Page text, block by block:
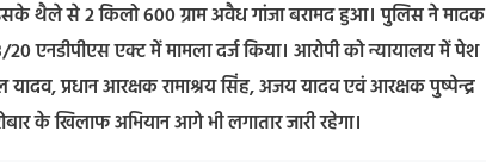
थैले से 2 किलो 600 ग्राम अवैध गांजा बरामद हुआ। पुलिस ने मादक
एनडीपीएस एक्ट में मामला दर्ज किया। आरोपी को न्यायालय में पेश
प्रधान आरक्षक रामाश्रय सिंह, अजय यादव एवं आरक्षक पुष्पेन्द्र
के खिलाफ अभियान आगे भी लगातार जारी रहेगा।